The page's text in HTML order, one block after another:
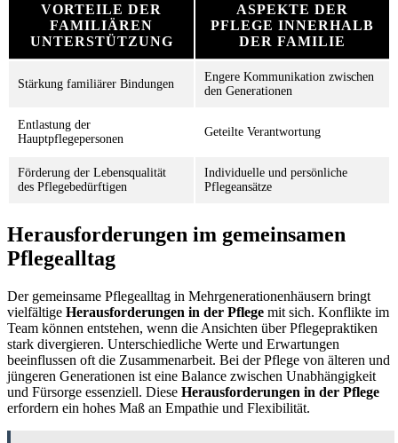
VORTEILE DER
FAMILIÄREN
UNTERSTÜTZUNG
ASPEKTE DER
PFLEGE INNERHALB
DER FAMILIE
Stärkung familiärer Bindungen
Engere Kommunikation zwischen
den Generationen
Entlastung der
Hauptpflegepersonen
Geteilte Verantwortung
Förderung der Lebensqualität
des Pflegebedürftigen
Individuelle und persönliche
Pflegeansätze
Herausforderungen im gemeinsamen
Pflegealltag
Der gemeinsame Pflegealltag in Mehrgenerationenhäusern bringt
vielfältige Herausforderungen in der Pflege mit sich. Konflikte im
Team können entstehen, wenn die Ansichten über Pflegepraktiken
stark divergieren. Unterschiedliche Werte und Erwartungen
beeinflussen oft die Zusammenarbeit. Bei der Pflege von älteren und
jüngeren Generationen ist eine Balance zwischen Unabhängigkeit
und Fürsorge essenziell. Diese Herausforderungen in der Pflege
erfordern ein hohes Maß an Empathie und Flexibilität.